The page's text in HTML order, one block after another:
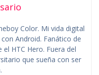
Color. Mi vida digital
Android. Fanático de
HTC Hero. Fuera del
que sueña con ser